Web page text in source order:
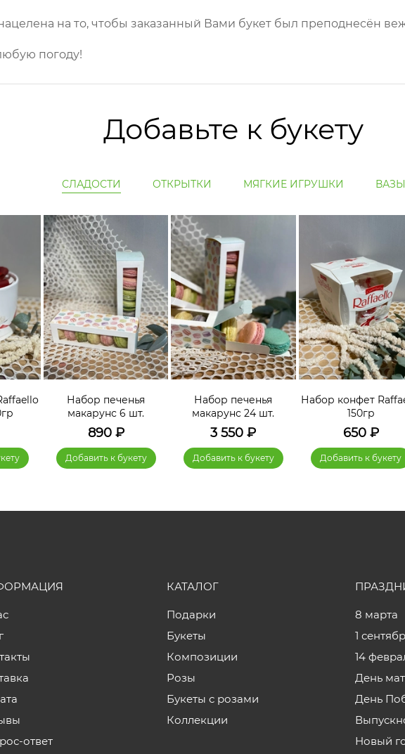
на то, чтобы заказанный Вами букет был преподнесён
погоду!
Добавьте к букету
СЛАДОСТИ ОТКРЫТКИ МЯГКИЕ ИГРУШКИ ВАЗЫ
Набор печенья
макарунс 6 шт.
890₽
Добавить к букету
Набор печенья
макарунс 24 шт.
3 550 ₽
Добавить к букету
Набор конфет
150гр
650₽
Добавить к букету
ответ
КАТАЛОГ
Подарки
Букеты
Композиции
Розы
Букеты с розами
Коллекции
8 марта
1
14
День
День
Новый